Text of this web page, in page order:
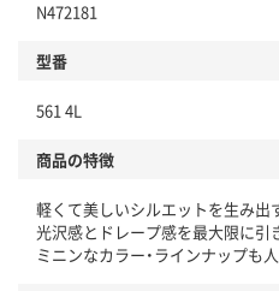
N472181
型番
561 4L
商品の特徴
軽くて美しいシルエットを生み出
光沢感とドレープ感を最大限に引
ミニンなカラー・ラインナップも人